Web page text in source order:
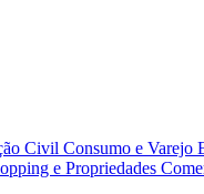
Civil Consumo e Varejo
e Propriedades